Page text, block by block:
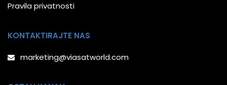
Pravila privatnosti
KONTAKTIRAJTE NAS
marketing@viasatworld.com